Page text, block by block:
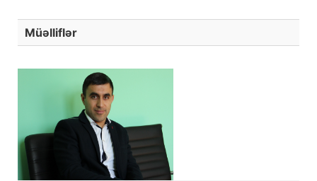
Müəlliflər